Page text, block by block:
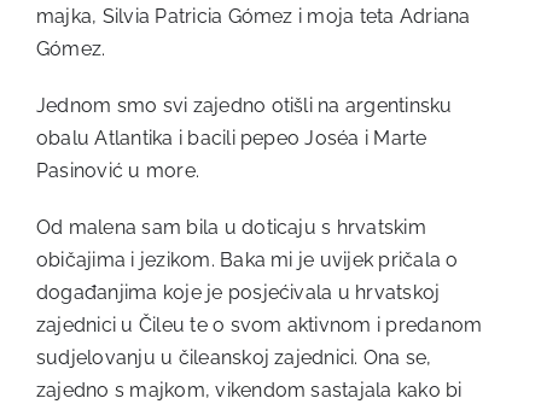
majka, Silvia Patricia Gómez i moja teta Adriana
Gómez.
Jednom smo svi zajedno otišli na argentinsku
obalu Atlantika i bacili pepeo Joséa i Marte
Pasinović u more.
Od malena sam bila u doticaju s hrvatskim
običajima i jezikom. Baka mi je uvijek pričala o
događanjima koje je posjećivala u hrvatskoj
zajednici u Čileu te o svom aktivnom i predanom
sudjelovanju u čileanskoj zajednici. Ona se,
zajedno s majkom, vikendom sastajala kako bi